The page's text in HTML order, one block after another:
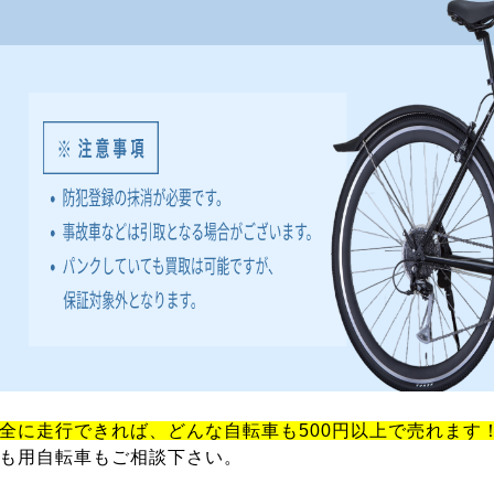
に走行できれば、どんな自転車も500円以上で売れます
用自転車もご相談下さい。